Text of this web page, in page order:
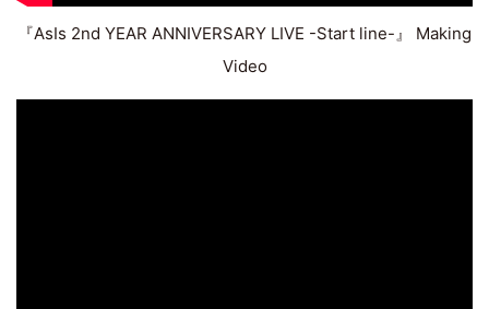
『AsIs 2nd YEAR ANNIVERSARY LIVE -Start line-』 Making
Video